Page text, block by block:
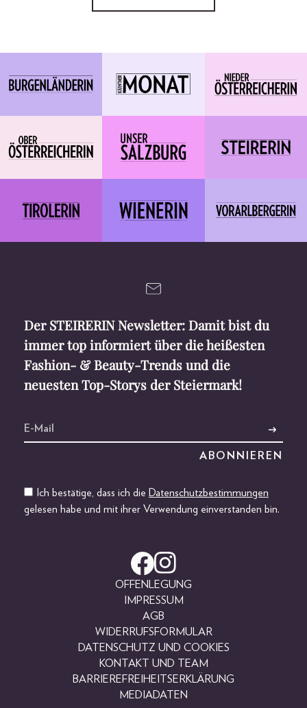
Der STEIRERIN Newsletter: Damit bist du
immer top informiert über die heißesten
Fashion- & Beauty-Trends und die
neuesten Top-Storys der Steiermark!
Ich bestätige, dass ich die Datenschutzbestimmungen
gelesen habe und mit ihrer Verwendung einverstanden bin.
OFFENLEGUNG
IMPRESSUM
AGB
WIDERRUFSFORMULAR
DATENSCHUTZ UND COOKIES
KONTAKT UND TEAM
BARRIEREFREIHEITSERKLÄRUNG
MEDIADATEN